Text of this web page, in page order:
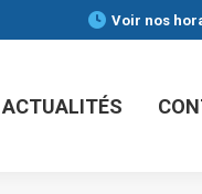
Voir nos
ACTUALITÉS